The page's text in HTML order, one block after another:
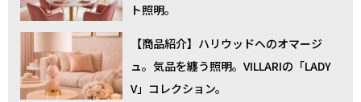
ト照明。
【商品紹介】ハリウッドへのオマージ
ュ。気品を纏う照明。VILLARIの「LADY
V」コレクション。